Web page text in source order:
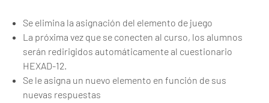
Se elimina la asignación del elemento de juego
La próxima vez que se conecten al curso, los alumnos
serán redirigidos automáticamente al cuestionario
HEXAD-12.
Se le asigna un nuevo elemento en función de sus
nuevas respuestas